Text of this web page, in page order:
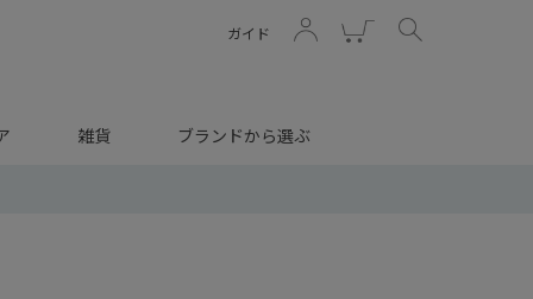
ガイド
雑貨 ブランドから選ぶ